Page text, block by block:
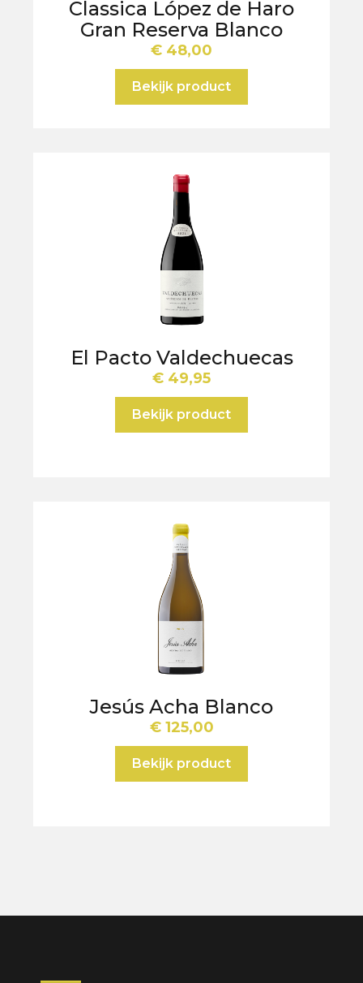
Classica López de Haro
Gran Reserva Blanco
€ 48,00
Bekijk product
El Pacto Valdechuecas
€ 49,95
Bekijk product
Jesús Acha Blanco
€125,00
Bekijk product